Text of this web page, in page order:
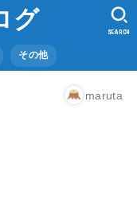
グ
その他
SEARCH
maruta